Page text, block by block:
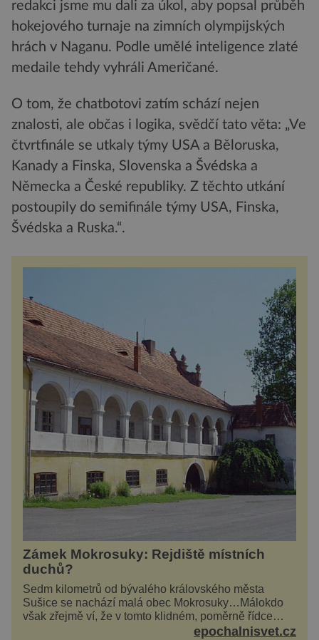
redakci jsme mu dali za úkol, aby popsal průběh
hokejového turnaje na zimních olympijských
hrách v Naganu. Podle umělé inteligence zlaté
medaile tehdy vyhráli Američané.
O tom, že chatbotovi zatím schází nejen
znalosti, ale občas i logika, svědčí tato věta: „Ve
čtvrtfinále se utkaly týmy USA a Běloruska,
Kanady a Finska, Slovenska a Švédska a
Německa a České republiky. Z těchto utkání
postoupily do semifinále týmy USA, Finska,
Švédska a Ruska.“.
Zámek Mokrosuky: Rejdiště místních
duchů?
Sedm kilometrů od bývalého královského města
Sušice se nachází malá obec Mokrosuky…Málokdo
však zřejmě ví, že v tomto klidném, poměrně řídce
navštěvovaném koutu vesnické Šumavy se nachází
epochalnisvet.cz